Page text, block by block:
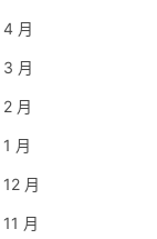
月
月
月
月
月
月